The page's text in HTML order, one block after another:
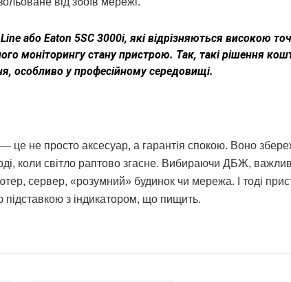
або Eaton 5SC 3000i, які відрізняються високою
моніторингу стану пристрою. Так, такі рішення
особливо у професійному середовищі.
не просто аксесуар, а гарантія спокою. Воно
коли світло раптово згасне. Вибираючи ДБЖ,
сервер, «розумний» будинок чи мережа. І тоді
з індикатором, що пищить.